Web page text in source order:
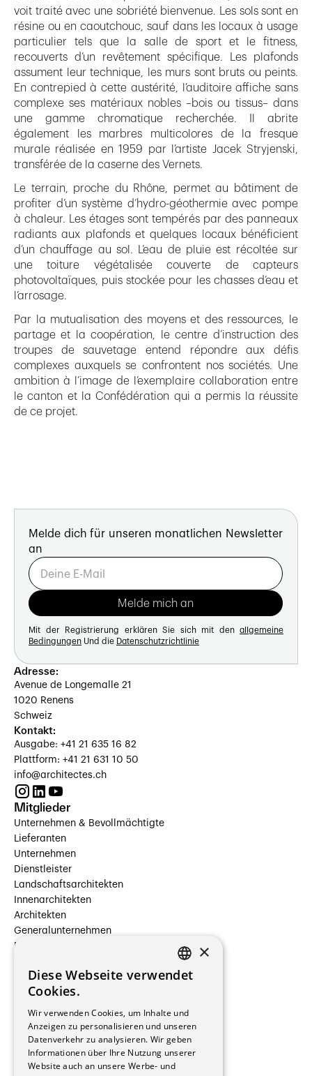
voit traité avec une sobriété bienvenue. Les sols sont en
résine ou en caoutchouc, sauf dans les locaux à usage
particulier tels que la salle de sport et le fitness,
recouverts d’un revêtement spécifique. Les plafonds
assument leur technique, les murs sont bruts ou peints.
En contrepied à cette austérité, l’auditoire affiche sans
complexe ses matériaux nobles –bois ou tissus– dans
une gamme chromatique recherchée. Il abrite
également les marbres multicolores de la fresque
murale réalisée en 1959 par l’artiste Jacek Stryjenski,
transférée de la caserne des Vernets.
Le terrain, proche du Rhône, permet au bâtiment de
profiter d’un système d’hydro-géothermie avec pompe
à chaleur. Les étages sont tempérés par des panneaux
radiants aux plafonds et quelques locaux bénéficient
d’un chauffage au sol. L’eau de pluie est récoltée sur
une toiture végétalisée couverte de capteurs
photovoltaïques, puis stockée pour les chasses d’eau et
l’arrosage.
Par la mutualisation des moyens et des ressources, le
partage et la coopération, le centre d’instruction des
troupes de sauvetage entend répondre aux défis
complexes auxquels se confrontent nos sociétés. Une
ambition à l’image de l’exemplaire collaboration entre
le canton et la Confédération qui a permis la réussite
de ce projet.
Melde dich für unseren monatlichen Newsletter
an
Mit der Registrierung erklären Sie sich mit den allgemeine
Bedingungen Und die Datenschutzrichtlinie
Adresse:
Avenue de Longemalle 21
1020 Renens
Schweiz
Kontakt:
Ausgabe: +41 21 635 16 82
Plattform: +41 21 631 10 50
info@architectes.ch
Mitglieder
Unternehmen & Bevollmächtigte
Lieferanten
Unternehmen
Dienstleister
Landschaftsarchitekten
Innenarchitekten
Architekten
Generalunternehmen
Beauftragte Unternehmen
Hersteller/Lieferanten
Bauherrschaften
Immobilienverwaltungsgesellschaften
Stockwerkeigentum
Reportagen
Wohnungen
Renovierungen
FRENCH
×
Diese Webseite verwendet
Cookies.
Wir verwenden Cookies, um Inhalte und
Anzeigen zu personalisieren und unseren
Datenverkehr zu analysieren. Wir geben
Informationen über Ihre Nutzung unserer
Website auch an unsere Werbe- und